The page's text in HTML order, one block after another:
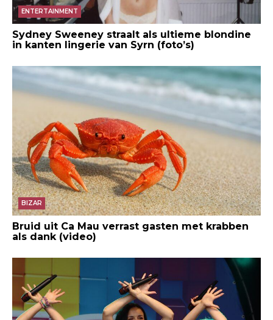
ENTERTAINMENT
Sydney Sweeney straalt als ultieme blondine
in kanten lingerie van Syrn (foto’s)
BIZAR
Bruid uit Ca Mau verrast gasten met krabben
als dank (video)